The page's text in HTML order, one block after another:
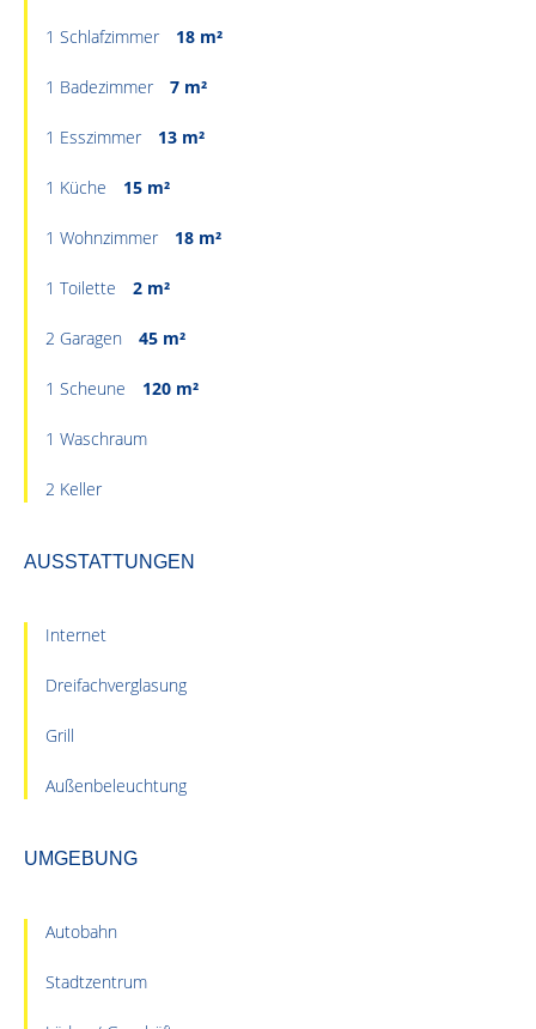
1 Schlafzimmer 18 m²
1 Badezimmer 7 m²
1 Esszimmer 13 m²
1 Küche 15 m²
1 Wohnzimmer 18 m²
1 Toilette 2 m²
2 Garagen 45 m²
1 Scheune 120 m²
1 Waschraum
2 Keller
AUSSTATTUNGEN
Internet
Dreifachverglasung
Grill
Außenbeleuchtung
UMGEBUNG
Autobahn
Stadtzentrum